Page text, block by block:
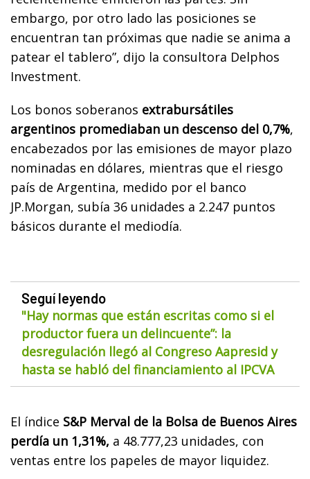
embargo, por otro lado las posiciones se
encuentran tan próximas que nadie se anima a
patear el tablero”, dijo la consultora Delphos
Investment.
Los bonos soberanos extrabursátiles
argentinos promediaban un descenso del 0,7%,
encabezados por las emisiones de mayor plazo
nominadas en dólares, mientras que el riesgo
país de Argentina, medido por el banco
JP.Morgan, subía 36 unidades a 2.247 puntos
básicos durante el mediodía.
Seguí leyendo
"Hay normas que están escritas como si el
productor fuera un delincuente”: la
desregulación llegó al Congreso Aapresid y
hasta se habló del financiamiento al IPCVA
El índice S&P Merval de la Bolsa de Buenos Aires
perdía un 1,31%, a 48.777,23 unidades, con
ventas entre los papeles de mayor liquidez.